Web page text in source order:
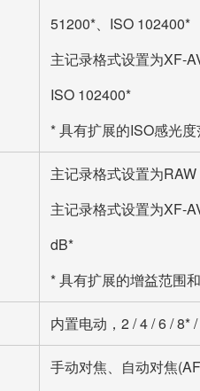
51200*、ISO 102400*
主记录格式设置为XF-
ISO 102400*
* 具有扩展的ISO感光
主记录格式设置为
主记录格式设置为XF-
dB*
* 具有扩展的增益范围
内置电动，2 / 4 / 6 / 8*
手动对焦、自动对焦